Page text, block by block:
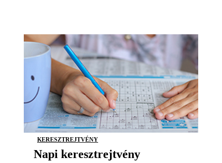
KERESZTREJTVÉNY
Napi keresztrejtvény